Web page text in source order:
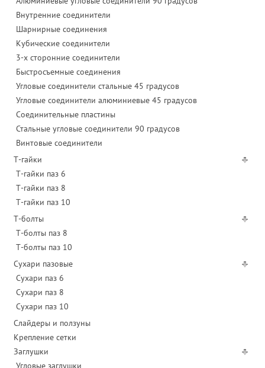
Внутренние соединители
Шарнирные соединения
Кубические соединители
3-х сторонние соединители
Быстросъемные соединения
Угловые соединители стальные 45 градусов
Угловые соединители алюминиевые 45 градусов
Соединительные пластины
Стальные угловые соединители 90 градусов
Винтовые соединители
Т-гайки
Т-гайки паз 6
Т-гайки паз 8
Т-гайки паз 10
Т-болты
Т-болты паз 8
Т-болты паз 10
Сухари пазовые
Сухари паз 6
Сухари паз 8
Сухари паз 10
Слайдеры и ползуны
Крепление сетки
Заглушки
Угловые заглушки